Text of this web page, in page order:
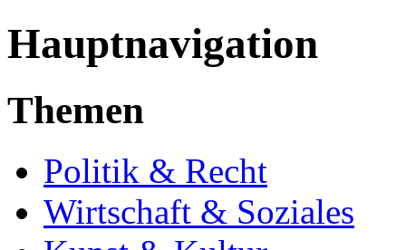
Hauptnavigation
Themen
Politik & Recht
Wirtschaft & Soziales